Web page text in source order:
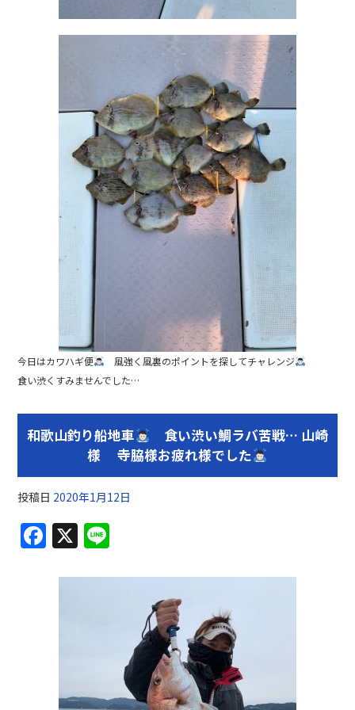
今日はカワハギ便
風強く風裏のポイントを探してチャレンジ
食い渋くすみませんでした…
和歌山釣り船地車
食い渋い鯛ラバ苦戦… 山崎
様 寺脇様お疲れ様でした
投稿日 2020年1月12日
F
a
c
o
X
e